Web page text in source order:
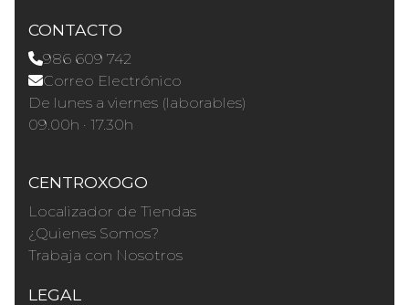
CONTACTO
986 609 742
Correo Electrónico
De lunes a viernes (laborables)
09.00h · 17.30h
CENTROXOGO
Localizador de Tiendas
¿Quienes Somos?
Trabaja con Nosotros
LEGAL